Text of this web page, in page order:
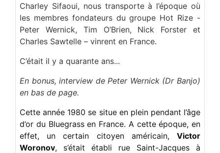
Le groupe Hot Rize lors de son concert à Coulommiers,
France, en 1980.
Charley Sifaoui, nous transporte à l’époque où
les membres fondateurs du groupe Hot Rize -
Peter Wernick, Tim O’Brien, Nick Forster et
Charles Sawtelle – vinrent en France.
C’était il y a quarante ans...
En bonus, interview de Peter Wernick (Dr Banjo)
en bas de page.
Cette année 1980 se situe en plein pendant l’âge
d’or du Bluegrass en France. A cette époque, en
effet, un certain citoyen américain, Victor
Woronov, s’était établi rue Saint-Jacques à